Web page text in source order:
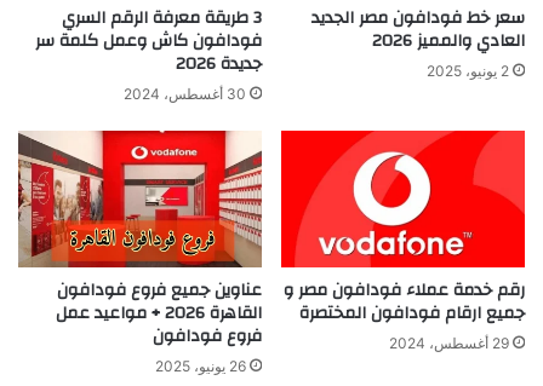
سعر خط فودافون مصر الجديد
العادي والمميز 2026
2 يونيو، 2025
3 طريقة معرفة الرقم السري
فودافون كاش وعمل كلمة سر
جديدة 2026
30 أغسطس، 2024
رقم خدمة عملاء فودافون مصر و
جميع ارقام فودافون المختصرة
29 أغسطس، 2024
عناوين جميع فروع فودافون
القاهرة 2026 + مواعيد عمل
فروع فودافون
26 يونيو، 2025